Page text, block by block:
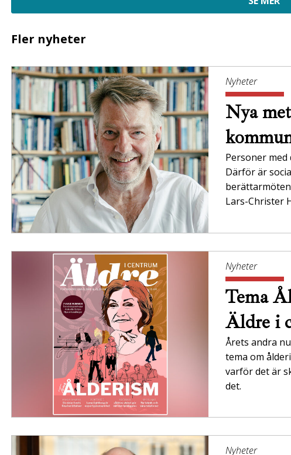
Fler nyheter
Nyheter
Nya
Personer
Därför är
Lars-Christer
Nyheter
Tema
Äldre i
Årets andra
tema om
varför det är
det.
Nyheter